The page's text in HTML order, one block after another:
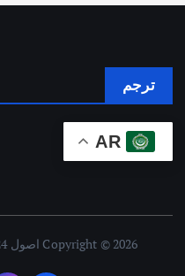
ترجم
AR
Copyright © 2026 اصول 24 | Powered by